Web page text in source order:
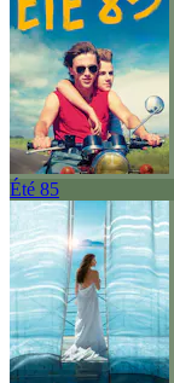
Été 85